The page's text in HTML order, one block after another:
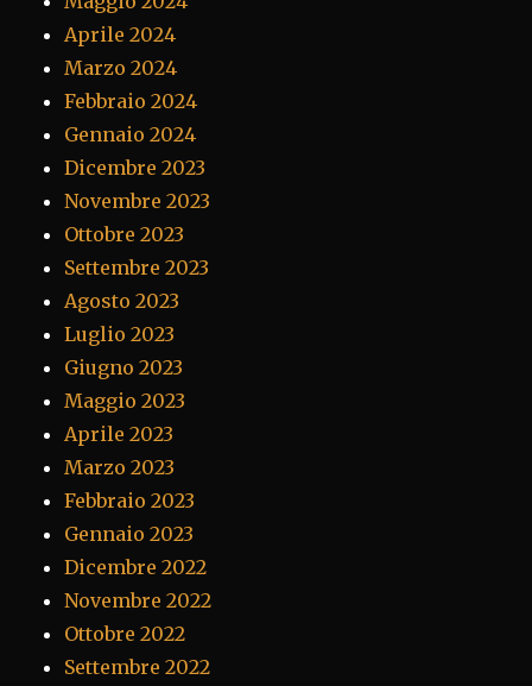
Aprile 2024
Marzo 2024
Febbraio 2024
Gennaio 2024
Dicembre 2023
Novembre 2023
Ottobre 2023
Settembre 2023
Agosto 2023
Luglio 2023
Giugno 2023
Maggio 2023
Aprile 2023
Marzo 2023
Febbraio 2023
Gennaio 2023
Dicembre 2022
Novembre 2022
Ottobre 2022
Settembre 2022